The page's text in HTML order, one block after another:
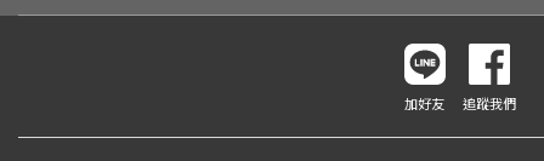
加好友 追蹤我們